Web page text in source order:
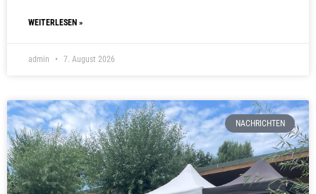
WEITERLESEN »
admin 7. August 2026
NACHRICHTEN